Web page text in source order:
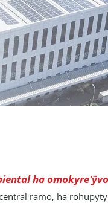
ha
ramo, ha